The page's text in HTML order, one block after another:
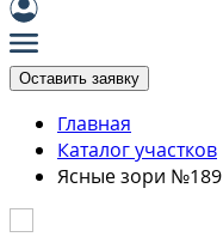
Оставить заявку
Главная
Каталог участков
Ясные зори №189